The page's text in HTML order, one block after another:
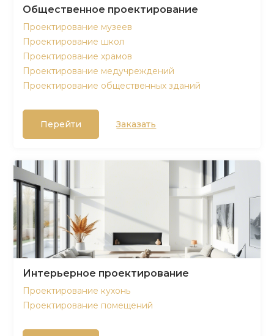
Общественное проектирование
Проектирование музеев
Проектирование школ
Проектирование храмов
Проектирование медучреждений
Проектирование общественных зданий
Перейти Заказать
Интерьерное проектирование
Проектирование кухонь
Проектирование помещений